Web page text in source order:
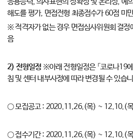
해도를 평가, 면접전형 최종점수가 60점 미
※ 적격자가 없는 경우 면접심사위원회 결정
음
2) 전형일정 ※아래 전형일정은 「코로나19
침 및 센터 내부사정에 따라 변경될 수 있습
○ 모집공고 : 2020.11.26.(목) ~ 12.10.(
○ 접수기간 : 2020.11.26.(목) ~ 12.10.(